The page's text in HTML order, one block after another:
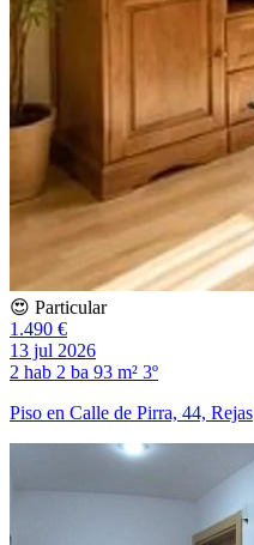
😍 Particular
1.490 €
13 jul 2026
2 hab 2 ba 93 m² 3º
Piso en Calle de Pirra, 44, Rejas